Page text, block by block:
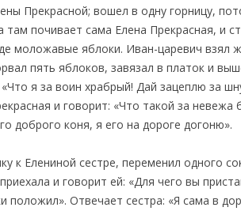
Прекрасной; вошел в одну горницу,
там почивает сама Елена Прекрасная, и
моложавые яблоки. Иван-царевич
пять яблоков, завязал в платок и
я за воин храбрый! Дай зацеплю за
и говорит: «Что такой за
доброго коня, я его на дороге догоню».
к Елениной сестре, переменил одного
и говорит ей: «Для чего вы
Отвечает сестра: «Я сама в